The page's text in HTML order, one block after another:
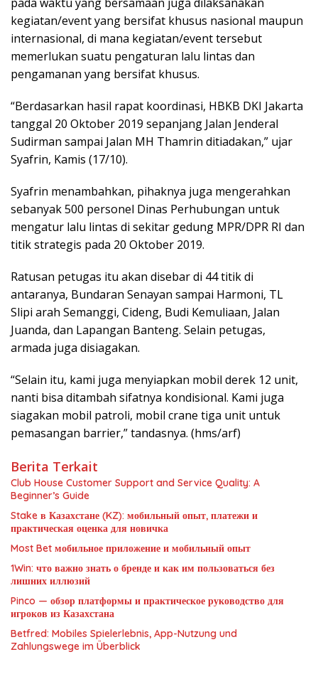
kegiatan/event yang bersifat khusus nasional maupun
internasional, di mana kegiatan/event tersebut
memerlukan suatu pengaturan lalu lintas dan
pengamanan yang bersifat khusus.
“Berdasarkan hasil rapat koordinasi, HBKB DKI Jakarta
tanggal 20 Oktober 2019 sepanjang Jalan Jenderal
Sudirman sampai Jalan MH Thamrin ditiadakan,” ujar
Syafrin, Kamis (17/10).
Syafrin menambahkan, pihaknya juga mengerahkan
sebanyak 500 personel Dinas Perhubungan untuk
mengatur lalu lintas di sekitar gedung MPR/DPR RI dan
titik strategis pada 20 Oktober 2019.
Ratusan petugas itu akan disebar di 44 titik di
antaranya, Bundaran Senayan sampai Harmoni, TL
Slipi arah Semanggi, Cideng, Budi Kemuliaan, Jalan
Juanda, dan Lapangan Banteng. Selain petugas,
armada juga disiagakan.
“Selain itu, kami juga menyiapkan mobil derek 12 unit,
nanti bisa ditambah sifatnya kondisional. Kami juga
siagakan mobil patroli, mobil crane tiga unit untuk
pemasangan barrier,” tandasnya. (hms/arf)
Berita Terkait
Club House Customer Support and Service Quality: A
Beginner’s Guide
Stake в Казахстане (KZ): мобильный опыт, платежи и
практическая оценка для новичка
Most Bet мобильное приложение и мобильный опыт
1Win: что важно знать о бренде и как им пользоваться без
лишних иллюзий
Pinco — обзор платформы и практическое руководство для
игроков из Казахстана
Betfred: Mobiles Spielerlebnis, App-Nutzung und
Zahlungswege im Überblick